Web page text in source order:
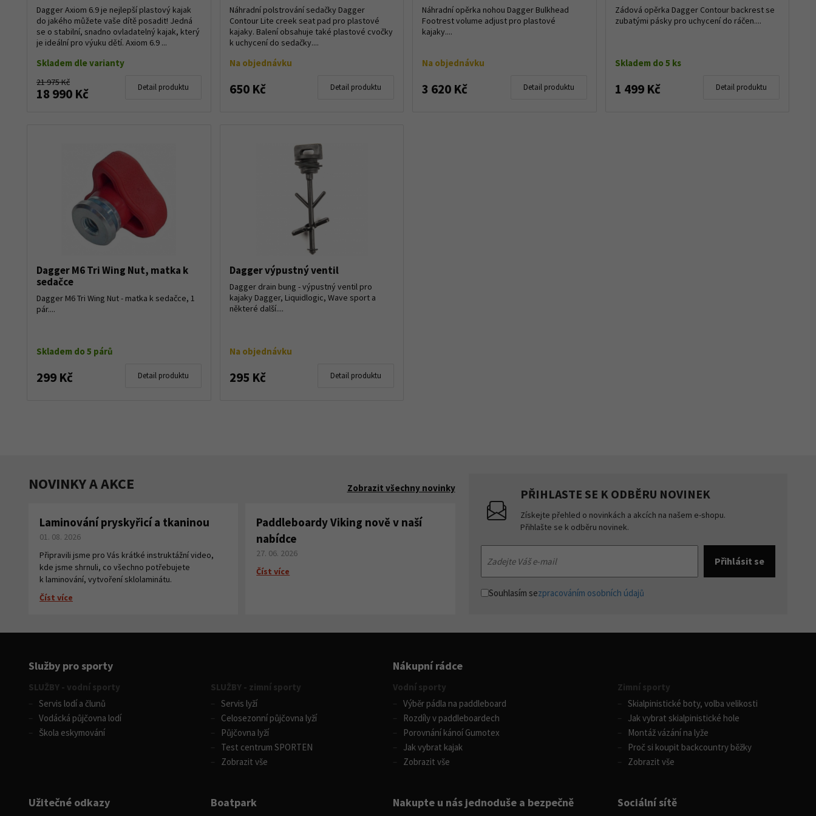
Dagger Axiom 6.9 je nejlepší plastový kajak
do jakého můžete vaše dítě posadit! Jedná
se o stabilní, snadno ovladatelný kajak, který
je ideální pro výuku dětí. Axiom 6.9 ...
Skladem dle varianty
21 975 Kč
18 990 Kč Detail produktu
Náhradní polstrování sedačky Dagger
Contour Lite creek seat pad pro plastové
kajaky. Balení obsahuje také plastové cvočky
k uchycení do sedačky....
Na objednávku
650 Kč Detail produktu
Náhradní opěrka nohou Dagger Bulkhead
Footrest volume adjust pro plastové
kajaky....
Na objednávku
3 620 Kč Detail produktu
Zádová opěrka Dagger Contour backrest se
zubatými pásky pro uchycení do ráčen....
Skladem do 5 ks
1 499 Kč Detail produktu
Dagger M6 Tri Wing Nut, matka k
sedačce
Dagger M6 Tri Wing Nut - matka k sedačce, 1
pár....
Skladem do 5 párů
299 Kč Detail produktu
Dagger výpustný ventil
Dagger drain bung - výpustný ventil pro
kajaky Dagger, Liquidlogic, Wave sport a
některé další....
Na objednávku
295 Kč Detail produktu
NOVINKY A AKCE Zobrazit všechny novinky
Laminování pryskyřicí a tkaninou
01. 08. 2026
Připravili jsme pro Vás krátké instruktážní video,
kde jsme shrnuli, co všechno potřebujete
k laminování, vytvoření sklolaminátu.
Číst více
Paddleboardy Viking nově v naší
nabídce
27. 06. 2026
Číst více
PŘIHLASTE SE K ODBĚRU NOVINEK
Získejte přehled o novinkách a akcích na našem e-shopu.
Přihlašte se k odběru novinek.
Souhlasím sezpracováním osobních údajů
Sociální sítě
Služby pro sporty
SLUŽBY - vodní sporty
Servis lodí a člunů
Vodácká půjčovna lodí
Škola eskymování
SLUŽBY - zimní sporty
Servis lyží
Celosezonní půjčovna lyží
Půjčovna lyží
Test centrum SPORTEN
Zobrazit vše
Nákupní rádce
Vodní sporty
Výběr pádla na paddleboard
Rozdíly v paddleboardech
Porovnání kánoí Gumotex
Jak vybrat kajak
Zobrazit vše
Zimní sporty
Skialpinistické boty, volba velikosti
Jak vybrat skialpinistické hole
Montáž vázání na lyže
Proč si koupit backcountry běžky
Zobrazit vše
Užitečné odkazy Boatpark Nakupte u nás jednoduše a bezpečně